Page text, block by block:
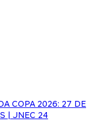
COPA 2026: 27 DE
| JNEC 24